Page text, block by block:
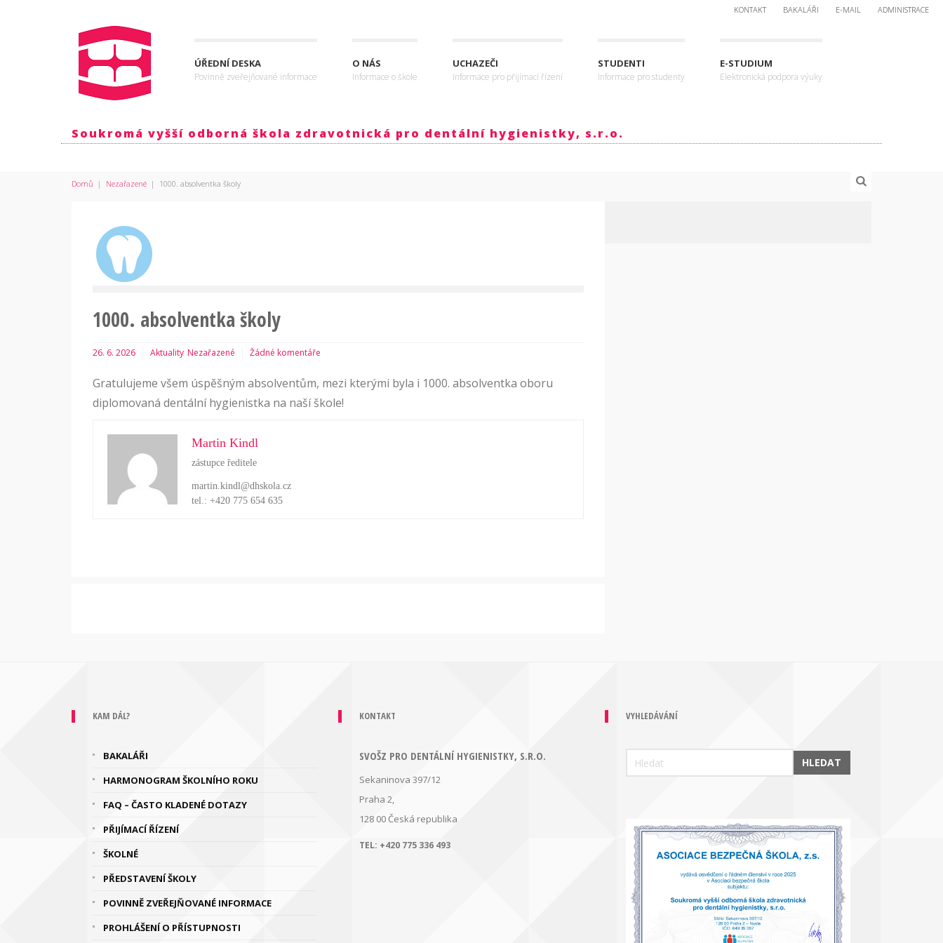
KONTAKT BAKALÁŘI E-MAIL ADMINISTRACE
ÚŘEDNÍ DESKA
Povinně zveřejňované informace
O NÁS
Informace o škole
UCHAZEČI
Informace pro přijímací řízení
STUDENTI
Informace pro studenty
E-STUDIUM
Elektronická podpora výuky
Soukromá vyšší odborná škola zdravotnická pro dentální hygienistky, s.r.o.
Domů | Nezařazené | 1000. absolventka školy
1000. absolventka školy
26. 6. 2026 Aktuality Nezařazené Žádné komentáře
Gratulujeme všem úspěšným absolventům, mezi kterými byla i 1000. absolventka oboru
diplomovaná dentální hygienistka na naší škole!
Martin Kindl
zástupce ředitele
martin.kindl@dhskola.cz
tel.: +420 775 654 635
KAM DÁL?
BAKALÁŘI
HARMONOGRAM ŠKOLNÍHO ROKU
FAQ – ČASTO KLADENÉ DOTAZY
PŘIJÍMACÍ ŘÍZENÍ
ŠKOLNÉ
PŘEDSTAVENÍ ŠKOLY
POVINNĚ ZVEŘEJŇOVANÉ INFORMACE
PROHLÁŠENÍ O PŘÍSTUPNOSTI
KONTAKT
SVOŠZ PRO DENTÁLNÍ HYGIENISTKY, S.R.O.
Sekaninova 397/12
Praha 2,
128 00Česká republika
TEL: +420 775 336 493
VYHLEDÁVÁNÍ
HLEDAT